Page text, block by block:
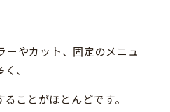
ーやカット、固定のメニュ
、
ことがほとんどです。